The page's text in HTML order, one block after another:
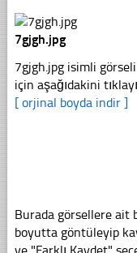
7gjgh.jpg
7gjgh.jpg isimli
için aşağıdakini
[ orjinal boyda indir ]
Burada görsellere ait
boyutta göntüleyip